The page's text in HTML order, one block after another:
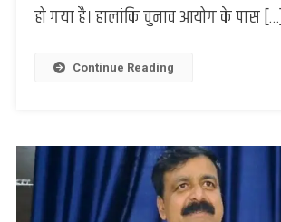
संजीव
बनाया
में
खुशी
की
हो गया है। हालांकि चुनाव आयोग के पास
Continue Reading